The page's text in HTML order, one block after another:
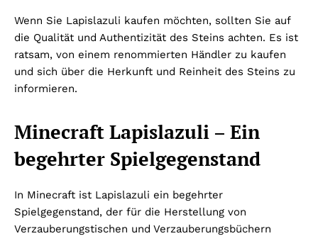
Wenn Sie Lapislazuli kaufen möchten, sollten Sie auf
die Qualität und Authentizität des Steins achten. Es ist
ratsam, von einem renommierten Händler zu kaufen
und sich über die Herkunft und Reinheit des Steins zu
informieren.
Minecraft Lapislazuli – Ein
begehrter Spielgegenstand
In Minecraft ist Lapislazuli ein begehrter
Spielgegenstand, der für die Herstellung von
Verzauberungstischen und Verzauberungsbüchern